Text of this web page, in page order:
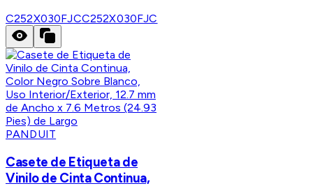
C252X030FJCC252X030FJC
PANDUIT
Casete de Etiqueta de
Vinilo de Cinta Continua,